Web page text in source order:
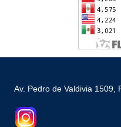
Av. Pedro de Valdivia 1509,